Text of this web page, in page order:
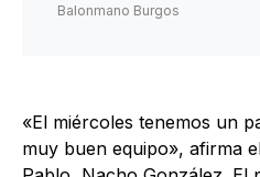
Balonmano Burgos
«El miércoles tenemos un
muy buen equipo», afirma